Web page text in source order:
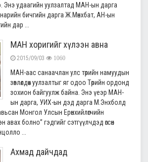
удаагийн уулзалтад МАН-ын дарга
бичгийн дарга Ж.Мөнхбат, АН-ын
дар ...
МАН хоригийг хүлээн авна
2015/09/03 1060
МАН-аас санаачлан улс төрийн намуудын
зөвлөлдөх уулзалтыг яг одоо Төрийн ордонд
зохион байгуулж байна. Энэ үеэр МАН-
ын дарга, УИХ-ын дэд дарга М.Энхболд
Монгол Улсын Ерөнхийлөгчийн
авах болно” гэдгийг сэтгүүлчдэд өгсөн
...
Ахмад дайчдад